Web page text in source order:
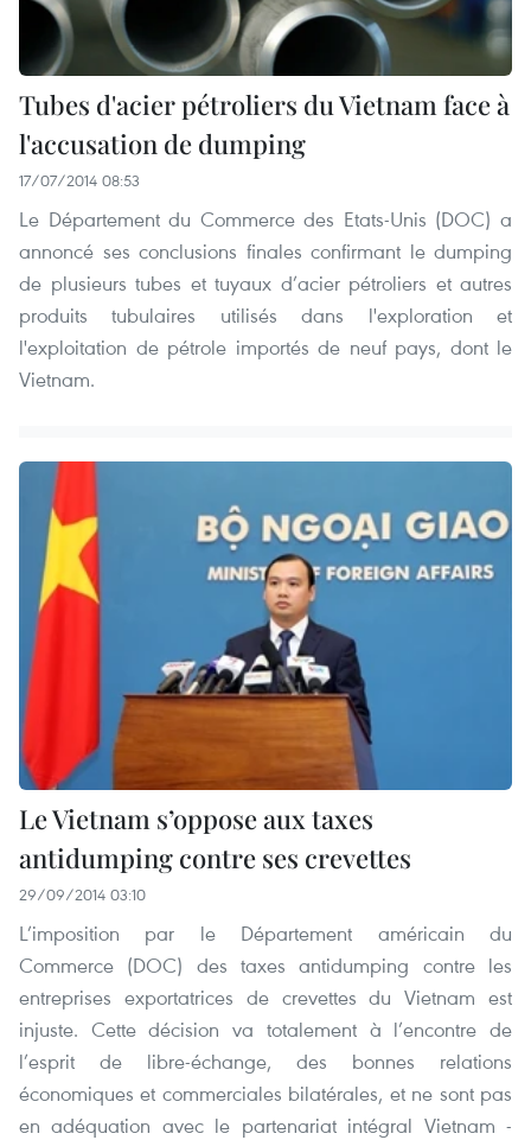
Tubes d'acier pétroliers du Vietnam face à
l'accusation de dumping
17/07/2014 08:53
Le Département du Commerce des Etats-Unis (DOC) a
annoncé ses conclusions finales confirmant le dumping
de plusieurs tubes et tuyaux d’acier pétroliers et autres
produits tubulaires utilisés dans l'exploration et
l'exploitation de pétrole importés de neuf pays, dont le
Vietnam.
Le Vietnam s’oppose aux taxes
antidumping contre ses crevettes
29/09/2014 03:10
L’imposition par le Département américain du
Commerce (DOC) des taxes antidumping contre les
entreprises exportatrices de crevettes du Vietnam est
injuste. Cette décision va totalement à l’encontre de
l’esprit de libre-échange, des bonnes relations
économiques et commerciales bilatérales, et ne sont pas
en adéquation avec le partenariat intégral Vietnam -